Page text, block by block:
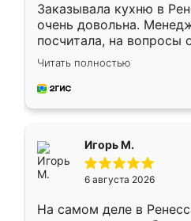
Заказывала кухню в
очень довольна.
посчитала, на вопросы
Замерщик приехал в
делу со всей
за день, ребята
Читать полностью
Игорь М.
6 августа 2026
На самом деле в